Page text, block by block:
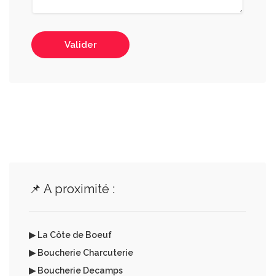
Valider
📌 A proximité :
▶ La Côte de Boeuf
▶ Boucherie Charcuterie
▶ Boucherie Decamps